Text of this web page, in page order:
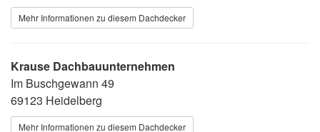
Mehr Informationen zu diesem Dachdecker
Krause Dachbauunternehmen
Im Buschgewann 49
69123 Heidelberg
Mehr Informationen zu diesem Dachdecker